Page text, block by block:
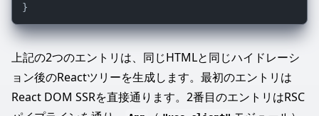
上記の2つのエントリは、同じHTMLと同じハイドレーシ
ョン後のReactツリーを生成します。最初のエントリは
React DOM SSRを直接通ります。2番目のエントリはRSC